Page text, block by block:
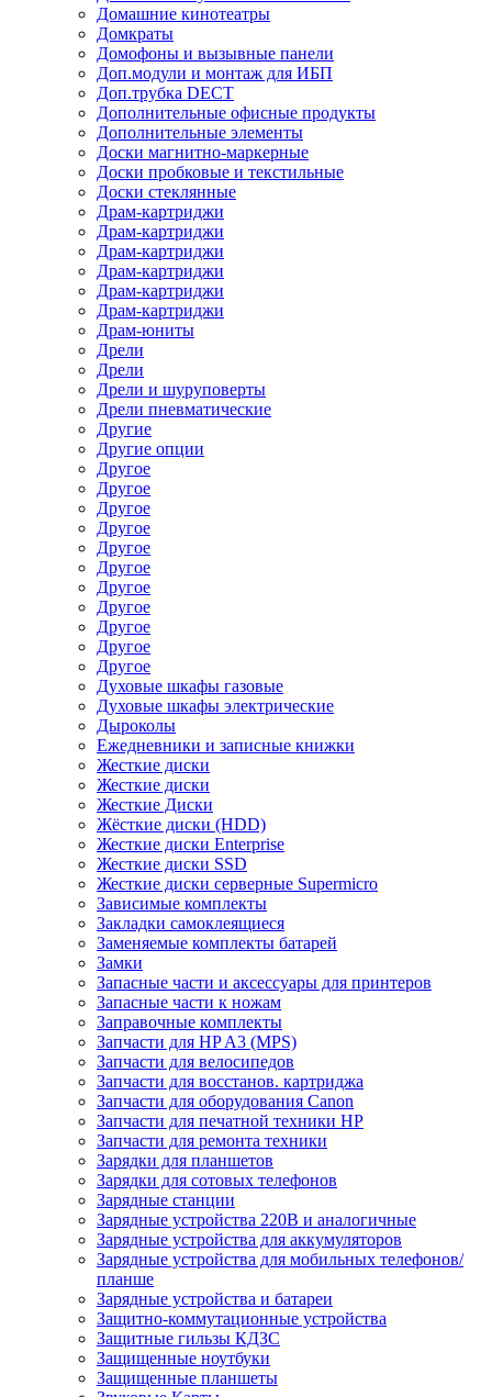
Домашние кинотеатры
Домкраты
Домофоны и вызывные панели
Доп.модули и монтаж для ИБП
Доп.трубка DECT
Дополнительные офисные продукты
Дополнительные элементы
Доски магнитно-маркерные
Доски пробковые и текстильные
Доски стеклянные
Драм-картриджи
Драм-картриджи
Драм-картриджи
Драм-картриджи
Драм-картриджи
Драм-картриджи
Драм-юниты
Дрели
Дрели
Дрели и шуруповерты
Дрели пневматические
Другие
Другие опции
Другое
Другое
Другое
Другое
Другое
Другое
Другое
Другое
Другое
Другое
Другое
Духовые шкафы газовые
Духовые шкафы электрические
Дыроколы
Ежедневники и записные книжки
Жесткие диски
Жесткие диски
Жесткие Диски
Жёсткие диски (HDD)
Жесткие диски Enterprise
Жесткие диски SSD
Жесткие диски серверные Supermicro
Зависимые комплекты
Закладки самоклеящиеся
Заменяемые комплекты батарей
Замки
Запасные части и аксессуары для принтеров
Запасные части к ножам
Заправочные комплекты
Запчасти для HP A3 (MPS)
Запчасти для велосипедов
Запчасти для восстанов. картриджа
Запчасти для оборудования Canon
Запчасти для печатной техники HP
Запчасти для ремонта техники
Зарядки для планшетов
Зарядки для сотовых телефонов
Зарядные станции
Зарядные устройства 220В и аналогичные
Зарядные устройства для аккумуляторов
Зарядные устройства для мобильных телефонов/
планше
Зарядные устройства и батареи
Защитно-коммутационные устройства
Защитные гильзы КДЗС
Защищенные ноутбуки
Защищенные планшеты